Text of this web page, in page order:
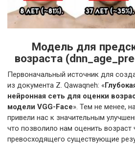
Модель для
возраста
Первоначальный источник для
из документа Z. Qawaqneh: «
нейронная сеть для оценки
модели VGG-Face». Тем не менее,
привели нас к значительным
что позволило нам оценить возраст
превосходящего существующие